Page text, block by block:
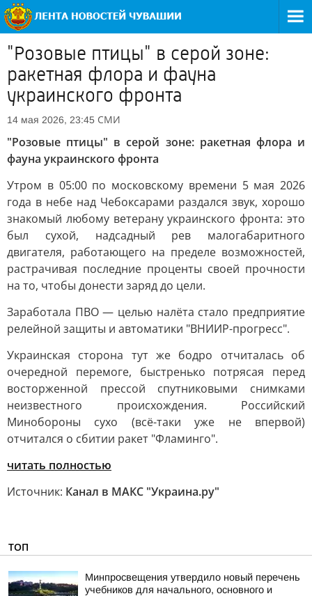
"Розовые птицы" в серой зоне:
ракетная флора и фауна
украинского фронта
14 мая 2026, 23:45 СМИ
"Розовые птицы" в серой зоне: ракетная флора и
фауна украинского фронта
Утром в 05:00 по московскому времени 5 мая 2026
года в небе над Чебоксарами раздался звук, хорошо
знакомый любому ветерану украинского фронта: это
был сухой, надсадный рев малогабаритного
двигателя, работающего на пределе возможностей,
растрачивая последние проценты своей прочности
на то, чтобы донести заряд до цели.
Заработала ПВО — целью налёта стало предприятие
релейной защиты и автоматики "ВНИИР-прогресс".
Украинская сторона тут же бодро отчиталась об
очередной перемоге, быстренько потрясая перед
восторженной прессой спутниковыми снимками
неизвестного происхождения. Российский
Минобороны сухо (всё-таки уже не впервой)
отчитался о сбитии ракет "Фламинго".
читать полностью
Источник: Канал в МАКС "Украина.ру"
ТОП
Минпросвещения утвердило новый перечень
учебников для начального, основного и